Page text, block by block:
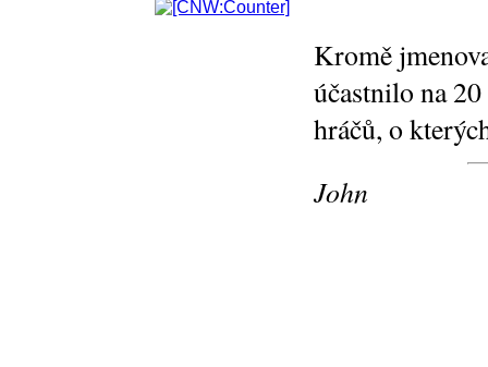
Kromě
účastnilo na
hráčů, o
John